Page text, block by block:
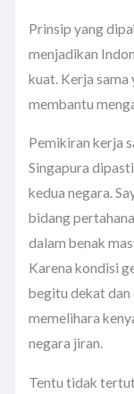
Prinsip yang
menjadikan
kuat. Kerja
membantu
Pemikiran kerja
Singapura
kedua negara.
bidang
dalam benak
Karena kondisi
begitu dekat dan
memelihara
negara jiran.
Tentu tidak